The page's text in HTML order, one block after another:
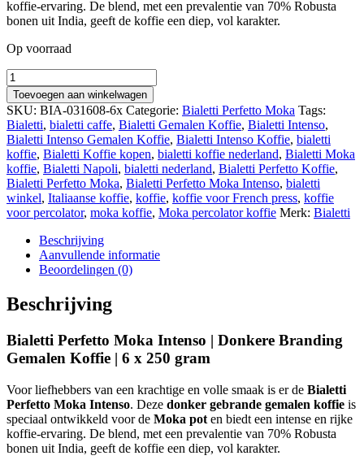
koffie-ervaring. De blend, met een prevalentie van 70% Robusta
bonen uit India, geeft de koffie een diep, vol karakter.
Op voorraad
Quantity
Toevoegen aan winkelwagen
SKU: BIA-031608-6x Categorie: Bialetti Perfetto Moka Tags:
Bialetti, bialetti caffe, Bialetti Gemalen Koffie, Bialetti Intenso,
Bialetti Intenso Gemalen Koffie, Bialetti Intenso Koffie, bialetti
koffie, Bialetti Koffie kopen, bialetti koffie nederland, Bialetti Moka
koffie, Bialetti Napoli, bialetti nederland, Bialetti Perfetto Koffie,
Bialetti Perfetto Moka, Bialetti Perfetto Moka Intenso, bialetti
winkel, Italiaanse koffie, koffie, koffie voor French press, koffie
voor percolator, moka koffie, Moka percolator koffie Merk: Bialetti
Beschrijving
Aanvullende informatie
Beoordelingen (0)
Beschrijving
Bialetti Perfetto Moka Intenso | Donkere Branding
Gemalen Koffie | 6 x 250 gram
Voor liefhebbers van een krachtige en volle smaak is er de Bialetti
Perfetto Moka Intenso. Deze donker gebrande gemalen koffie is
speciaal ontwikkeld voor de Moka pot en biedt een intense en rijke
koffie-ervaring. De blend, met een prevalentie van 70% Robusta
bonen uit India, geeft de koffie een diep, vol karakter.